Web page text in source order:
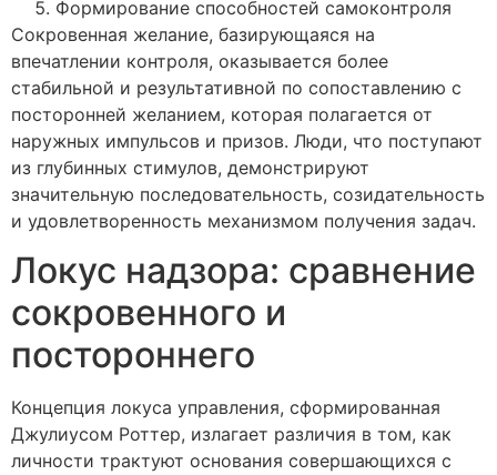
Формирование способностей самоконтроля
Сокровенная желание, базирующаяся на
впечатлении контроля, оказывается более
стабильной и результативной по сопоставлению с
посторонней желанием, которая полагается от
наружных импульсов и призов. Люди, что поступают
из глубинных стимулов, демонстрируют
значительную последовательность, созидательность
и удовлетворенность механизмом получения задач.
Локус надзора: сравнение
сокровенного и
постороннего
Концепция локуса управления, сформированная
Джулиусом Роттер, излагает различия в том, как
личности трактуют основания совершающихся с